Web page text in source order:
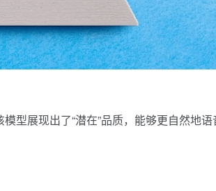
型展现出了“潜在”品质，能够更自然地语